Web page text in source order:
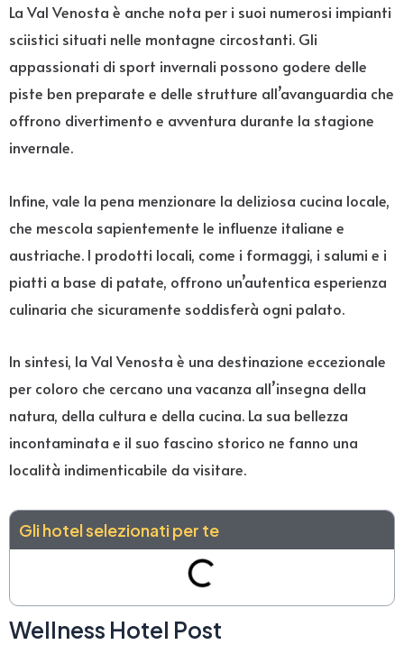
La Val Venosta è anche nota per i suoi numerosi impianti
sciistici situati nelle montagne circostanti. Gli
appassionati di sport invernali possono godere delle
piste ben preparate e delle strutture all’avanguardia che
offrono divertimento e avventura durante la stagione
invernale.
Infine, vale la pena menzionare la deliziosa cucina locale,
che mescola sapientemente le influenze italiane e
austriache. I prodotti locali, come i formaggi, i salumi e i
piatti a base di patate, offrono un’autentica esperienza
culinaria che sicuramente soddisferà ogni palato.
In sintesi, la Val Venosta è una destinazione eccezionale
per coloro che cercano una vacanza all’insegna della
natura, della cultura e della cucina. La sua bellezza
incontaminata e il suo fascino storico ne fanno una
località indimenticabile da visitare.
Gli hotel selezionati per te
Wellness Hotel Post